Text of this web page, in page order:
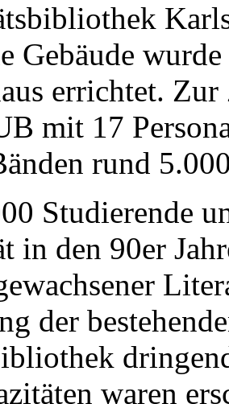
Gebäude
errichtet.
mit 17
rund
Studierende
in den 90er
der
waren